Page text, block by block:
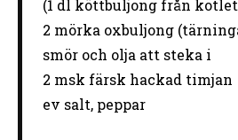
(1 dl köttbuljong från
2 mörka oxbuljong
smör och olja att steka i
2 msk färsk hackad timjan
ev salt, peppar